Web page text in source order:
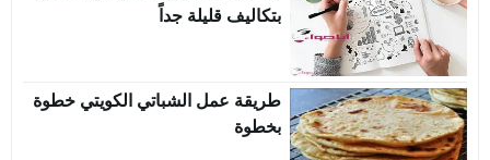
بتكاليف قليلة جداً
طريقة عمل الشباتي الكويتي خطوة
بخطوة